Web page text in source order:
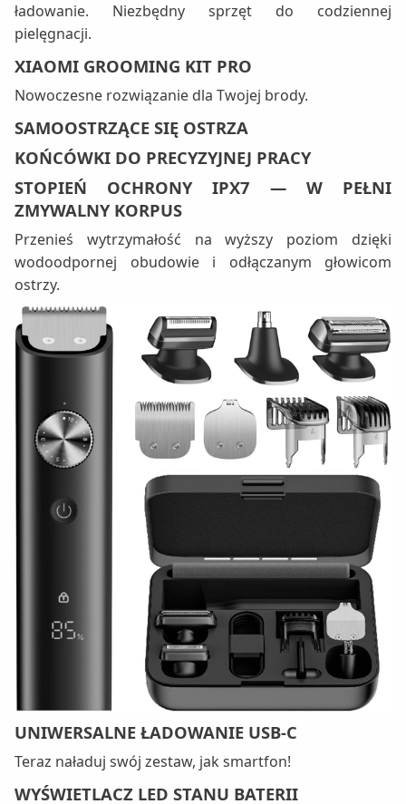
ładowanie. Niezbędny sprzęt do codziennej
pielęgnacji.
XIAOMI GROOMING KIT PRO
Nowoczesne rozwiązanie dla Twojej brody.
SAMOOSTRZĄCE SIĘ OSTRZA
KOŃCÓWKI DO PRECYZYJNEJ PRACY
STOPIEŃ OCHRONY IPX7 — W PEŁNI
ZMYWALNY KORPUS
Przenieś wytrzymałość na wyższy poziom dzięki
wodoodpornej obudowie i odłączanym głowicom
ostrzy.
UNIWERSALNE ŁADOWANIE USB-C
Teraz naładuj swój zestaw, jak smartfon!
WYŚWIETLACZ LED STANU BATERII